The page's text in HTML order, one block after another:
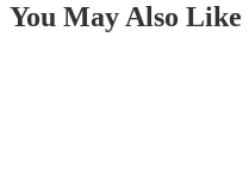
You May Also Like